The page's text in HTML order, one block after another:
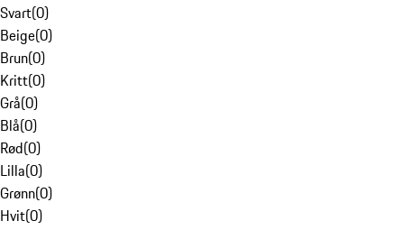
Svart(0)
Beige(0)
Brun(0)
Kritt(0)
Grå(0)
Blå(0)
Rød(0)
Lilla(0)
Grønn(0)
Hvit(0)